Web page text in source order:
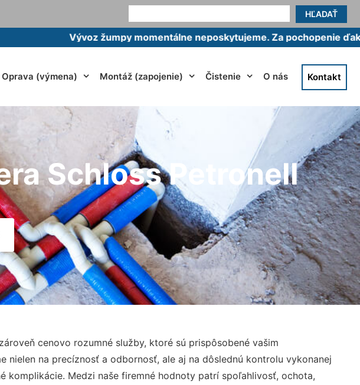
HĽADAŤ
Vývoz žumpy momentálne neposkytujeme. Za pochopenie ďakujeme.
Oprava (výmena) Montáž (zapojenie) Čistenie O nás Kontakt
Schloss Petronell
cenovo rozumné služby, ktoré sú prispôsobené vašim
nielen na precíznosť a odbornosť, ale aj na dôslednú kontrolu vykonanej
komplikácie. Medzi naše firemné hodnoty patrí spoľahlivosť, ochota,